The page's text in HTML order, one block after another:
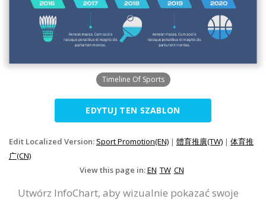
Timeline Of Sports
EDYTUJ TEN SZABLON
Edit Localized Version: Sport Promotion(EN) | 體育推廣(TW) | 体育推
广(CN)
View this page in:EN TW CN
Utwórz InfoChart, aby wizualnie pokazać swoje